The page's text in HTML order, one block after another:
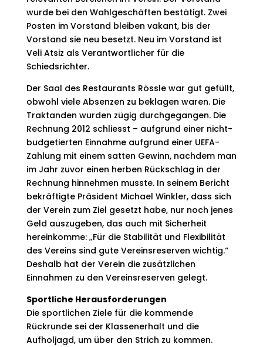
wurde bei den Wahlgeschäften bestätigt. Zwei
Posten im Vorstand bleiben vakant, bis der
Vorstand sie neu besetzt. Neu im Vorstand ist
Veli Atsiz als Verantwortlicher für die
Schiedsrichter.
Der Saal des Restaurants Rössle war gut gefüllt,
obwohl viele Absenzen zu beklagen waren. Die
Traktanden wurden zügig durchgegangen. Die
Rechnung 2012 schliesst – aufgrund einer nicht-
budgetierten Einnahme aufgrund einer UEFA-
Zahlung mit einem satten Gewinn, nachdem man
im Jahr zuvor einen herben Rückschlag in der
Rechnung hinnehmen musste. In seinem Bericht
bekräftigte Präsident Michael Winkler, dass sich
der Verein zum Ziel gesetzt habe, nur noch jenes
Geld auszugeben, das auch mit Sicherheit
hereinkomme: „Für die Stabilität und Flexibilität
des Vereins sind gute Vereinsreserven wichtig.“
Deshalb hat der Verein die zusätzlichen
Einnahmen zu den Vereinsreserven gelegt.
Sportliche Herausforderungen
Die sportlichen Ziele für die kommende
Rückrunde sei der Klassenerhalt und die
Aufholjagd, um über den Strich zu kommen.